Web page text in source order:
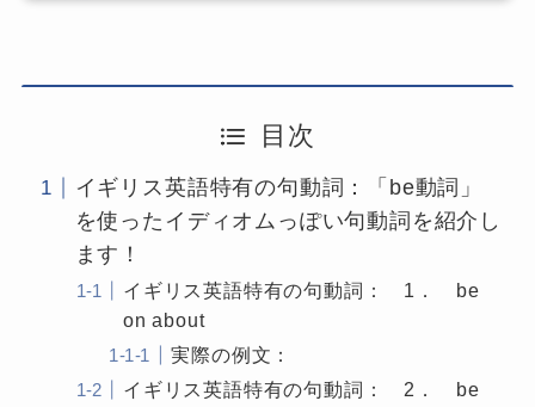
目次
イギリス英語特有の句動詞：「be動詞」
を使ったイディオムっぽい句動詞を紹介し
ます！
イギリス英語特有の句動詞： 1． be
on about
実際の例文：
イギリス英語特有の句動詞： 2． be